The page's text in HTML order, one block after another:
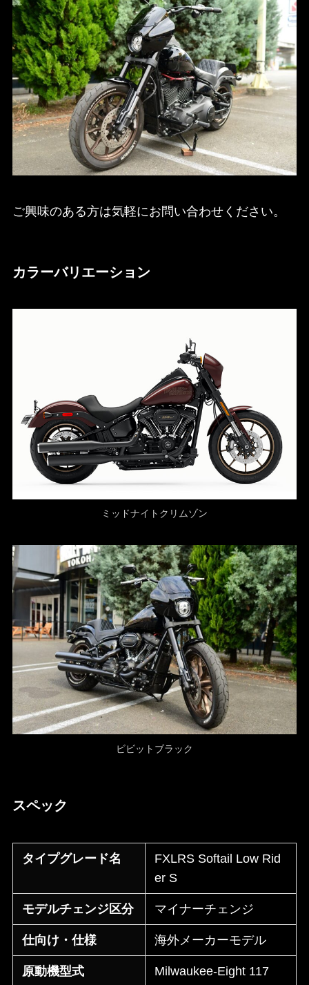
ご興味のある方は気軽にお問い合わせください。
カラーバリエーション
ミッドナイトクリムゾン
ビビットブラック
スペック
タイプグレード名
FXLRS Softail Low Rid
er S
モデルチェンジ区分 マイナーチェンジ
仕向け・仕様 海外メーカーモデル
原動機型式 Milwaukee-Eight 117